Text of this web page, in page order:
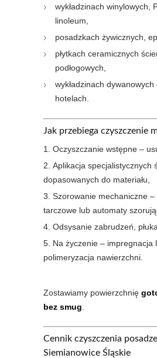
wykładzinach winylowych,
linoleum,
posadzkach żywicznych,
płytkach ceramicznych
podłogowych,
wykładzinach
hotelach.
Jak przebiega czyszczenie
Oczyszczanie wstępne –
Aplikacja specjalistycznych
dopasowanych do materiału,
Szorowanie mechaniczne –
tarczowe lub automaty
Odsysanie zabrudzeń,
Na życzenie – impregnacja
polimeryzacja nawierzchni.
Zostawiamy powierzchnię
bez smug
Cennik czyszczenia
Siemianowice Śląskie